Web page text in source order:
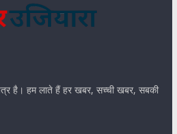
पत्र है। हम लाते हैं हर खबर, सच्ची खबर, सबकी